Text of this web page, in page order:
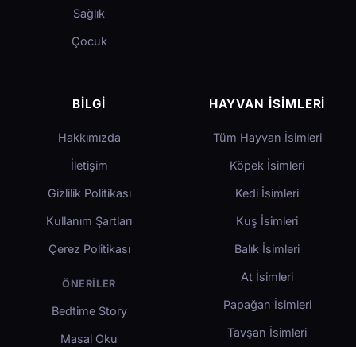
Sağlık
Çocuk
BILGI
Hakkımızda
İletişim
Gizlilik Politikası
Kullanım Şartları
Çerez Politikası
ÖNERILER
Bedtime Story
Masal Oku
HAYVAN İSIMLERI
Tüm Hayvan İsimleri
Köpek İsimleri
Kedi İsimleri
Kuş İsimleri
Balık İsimleri
At İsimleri
Papağan İsimleri
Tavşan İsimleri